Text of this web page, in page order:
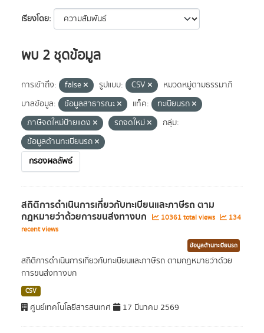
เรียงโดย
พบ 2 ชุดข้อมูล
การเข้าถึง: false รูปแบบ: CSV
หมวดหมู่ตามธรรมาภิ
บาลข้อมูล:
ข้อมูลสาธารณะ แท็ค:
ทะเบียนรถ
ภาษีจดใหม่ป้ายแดง
รถจดใหม่
กลุ่ม:
ข้อมูลด้านทะเบียนรถ
กรองผลลัพธ์
สถิติการดำเนินการเกี่ยวกับทะเบียนและภาษีรถ ตาม
กฎหมายว่าด้วยการขนส่งทางบก 10361 total views
134
recent views
ข้อมูลด้านทะเบียนรถ
สถิติการดำเนินการเกี่ยวกับทะเบียนและภาษีรถ ตามกฎหมายว่าด้วย
การขนส่งทางบก
CSV
ศูนย์เทคโนโลยีสารสนเทศ 17 มีนาคม 2569